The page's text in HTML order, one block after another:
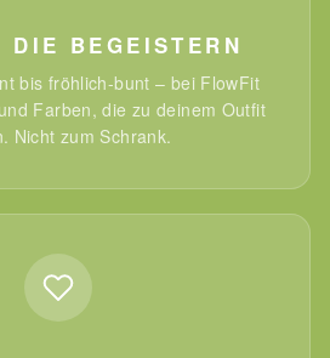
DIE BEGEISTERN
bis fröhlich-bunt – bei FlowFit
Farben, die zu deinem Outfit
Nicht zum Schrank.